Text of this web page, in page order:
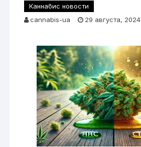
Каннабис новости
cannabis-ua
29 августа, 2024